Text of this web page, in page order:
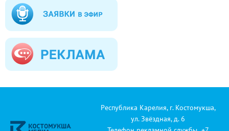
Республика Карелия, г. Костомукша,
ул. Звёздная, д. 6